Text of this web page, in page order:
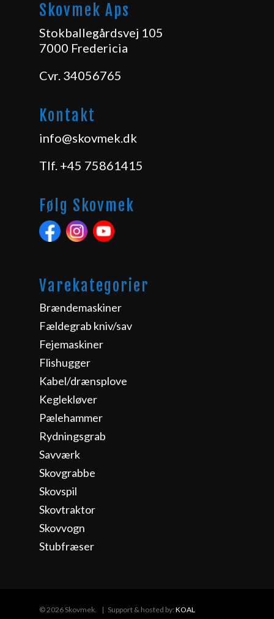
Skovmek Aps
Stokballegårdsvej 105
7000 Fredericia
Cvr. 34056765
Kontakt
info@skovmek.dk
Tlf. +45 75861415
Følg Skovmek
Varekategorier
Brændemaskiner
Fældegrab kniv/sav
Fejemaskiner
Flishugger
Kabel/drænsplove
Keglekløver
Pælehammer
Rydningsgrab
Savværk
Skovgrabbe
Skovspil
Skovtraktor
Skovvogn
Stubfræser
© 2026 Skovmek. | Support & hosted by: KOAL